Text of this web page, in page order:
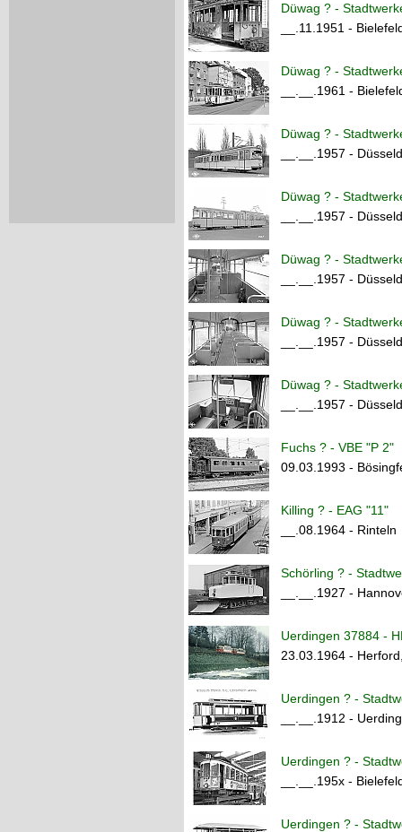
Düwag ? -
__.11.1951 -
Düwag ? -
__.__.1961 -
Düwag ? -
__.__.1957 -
Düwag ? -
__.__.1957 -
Düwag ? -
__.__.1957 -
Düwag ? -
__.__.1957 -
Düwag ? -
__.__.1957 -
Fuchs ? - VBE "P 2"
09.03.1993 -
Killing ? - EAG "11"
__.08.1964 - Rinteln
Schörling ? -
__.__.1927 -
Uerdingen 37884 -
23.03.1964 -
Uerdingen ? -
__.__.1912 -
Uerdingen ? -
__.__.195x -
Uerdingen ? -